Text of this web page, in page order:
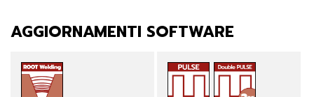
AGGIORNAMENTI SOFTWARE